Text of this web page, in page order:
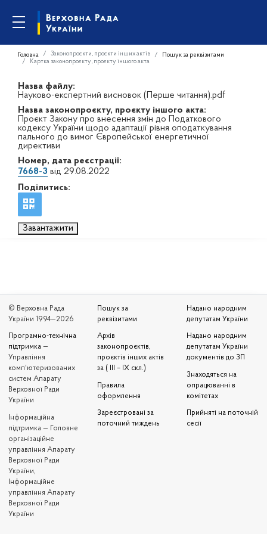
Головна Законопроєкти, проєкти інших актів
Пошук за реквізитами
Картка законопроєкту, проєкту іншого акта
Назва файлу:
Науково-експертний висновок (Перше читання).pdf
Назва законопроєкту, проєкту іншого акта:
Проєкт Закону про внесення змін до Податкового
кодексу України щодо адаптації рівня оподаткування
пального до вимог Європейської енергетичної
директиви
Номер, дата реєстрації:
7668-3 від 29.08.2022
Поділитись:
Завантажити
© Верховна Рада
України 1994—2026
Програмно-технічна
підтримка —
Управління
комп'ютеризованих
систем Апарату
Верховної Ради
України
Iнформаційна
підтримка — Головне
організаційне
управління Апарату
Верховної Ради
України,
Інформаційне
управління Апарату
Верховної Ради
України
Пошук за
реквізитами
Архів
законопроєктів,
проєктів інших актів
за ( III – IX скл.)
Правила
оформлення
Зареєстровані за
поточний тиждень
Надано народним
депутатам України
Надано народним
депутатам України
документів до ЗП
Знаходяться на
опрацюванні в
комітетах
Прийняті на поточній
сесії